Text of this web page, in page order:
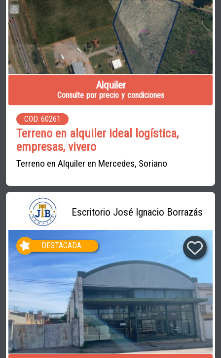
Alquiler
Consulte por precio y condiciones
COD. 60261
Terreno en alquiler ideal logística,
empresas, vivero
Terreno en Alquiler en Mercedes, Soriano
Escritorio José Ignacio Borrazás
DESTACADA